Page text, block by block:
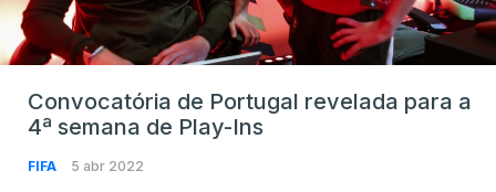
Convocatória de Portugal revelada para a
4ª semana de Play-Ins
FIFA 5 abr 2022